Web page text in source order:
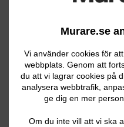
Murare.se
Vi använder cookies för
webbplats. Genom att
du att vi lagrar cookies på
analysera webbtrafik,
ge dig en mer
Om du inte vill att vi ska
Din e-postadress
Ditt telefonnummer